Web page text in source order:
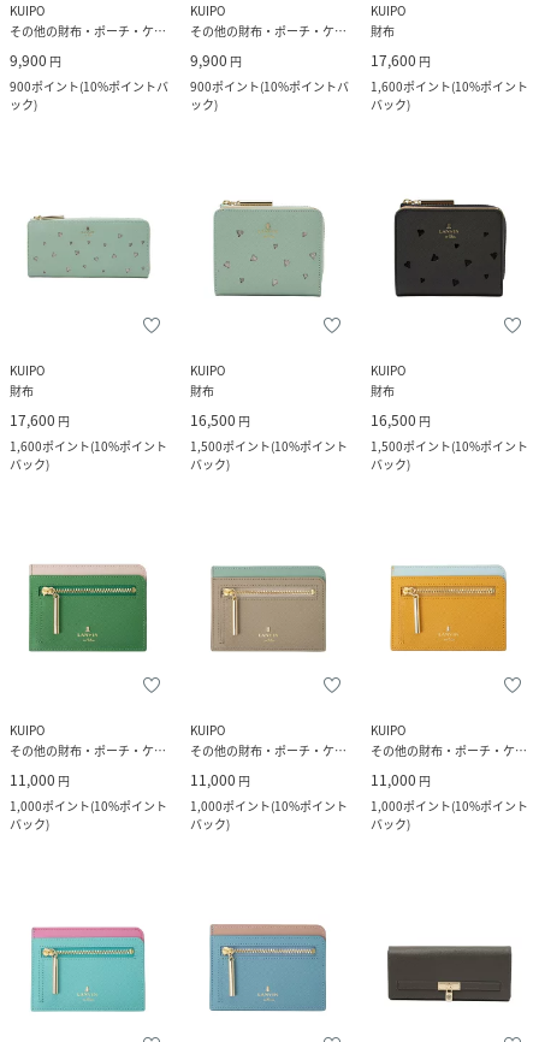
KUIPO
その他の財布・ポーチ・ケース
9,900 円
900ポイント(10%ポイントバ
ック)
KUIPO
その他の財布・ポーチ・ケース
9,900 円
900ポイント(10%ポイントバ
ック)
KUIPO
財布
17,600 円
1,600ポイント(10%ポイント
バック)
KUIPO
財布
17,600 円
1,600ポイント(10%ポイント
バック)
KUIPO
財布
16,500 円
1,500ポイント(10%ポイント
バック)
KUIPO
財布
16,500 円
1,500ポイント(10%ポイント
バック)
KUIPO
その他の財布・ポーチ・ケース
11,000 円
1,000ポイント(10%ポイント
バック)
KUIPO
その他の財布・ポーチ・ケース
11,000 円
1,000ポイント(10%ポイント
バック)
KUIPO
その他の財布・ポーチ・ケース
11,000 円
1,000ポイント(10%ポイント
バック)